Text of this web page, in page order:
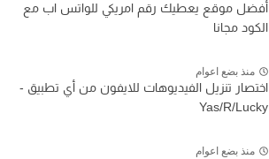
أفضل موقع يعطيك رقم امريكي للواتس اب مع
الكود مجانا
منذ بضع اعوام
اختصار تنزيل الفيديوهات للايفون من أي تطبيق -
Yas/R/Lucky
منذ بضع اعوام